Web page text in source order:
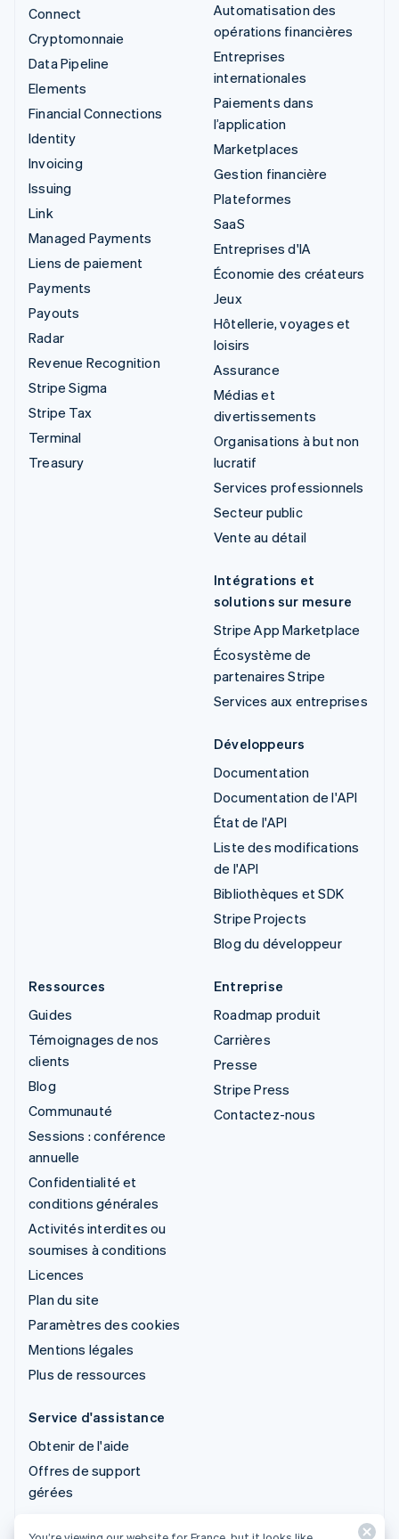
Connect
Cryptomonnaie
Data Pipeline
Elements
Financial Connections
Identity
Invoicing
Issuing
Link
Managed Payments
Liens de paiement
Payments
Payouts
Radar
Revenue Recognition
Stripe Sigma
Stripe Tax
Terminal
Treasury
Automatisation des
opérations financières
Entreprises
internationales
Paiements dans
l’application
Marketplaces
Gestion financière
Plateformes
SaaS
Entreprises d'IA
Économie des créateurs
Jeux
Hôtellerie, voyages et
loisirs
Assurance
Médias et
divertissements
Organisations à but non
lucratif
Services professionnels
Secteur public
Vente au détail
Intégrations et
solutions sur mesure
Stripe App Marketplace
Écosystème de
partenaires Stripe
Services aux entreprises
Développeurs
Documentation
Documentation de l'API
État de l'API
Liste des modifications
de l'API
Bibliothèques et SDK
Stripe Projects
Blog du développeur
Ressources
Guides
Témoignages de nos
clients
Blog
Communauté
Sessions : conférence
annuelle
Confidentialité et
conditions générales
Activités interdites ou
soumises à conditions
Licences
Plan du site
Paramètres des cookies
Mentions légales
Plus de ressources
Entreprise
Roadmap produit
Carrières
Presse
Stripe Press
Contactez-nous
Service d'assistance
Obtenir de l'aide
Offres de support
gérées